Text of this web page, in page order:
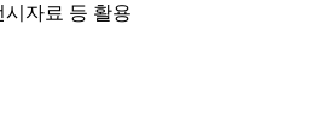
시자료 등 활용